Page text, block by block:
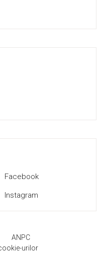
Facebook
Instagram
ANPC
urilor